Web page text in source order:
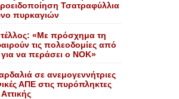
Τσατραφύλλια
πυρκαγιών
«Με πρόσχημα τη
τις πολεοδομίες από
να περάσει ο NOK»
σε ανεμογεννήτριες
ΑΠΕ στις πυρόπληκτες